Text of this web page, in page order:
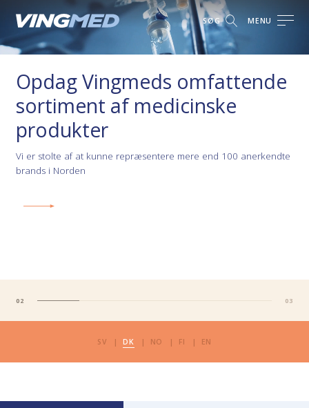
SØG MENU
Opdag Vingmeds omfattende
sortiment af medicinske
produkter
Vi er stolte af at kunne repræsentere mere end 100 anerkendte
brands i Norden
02 03
SV DK NO FI EN